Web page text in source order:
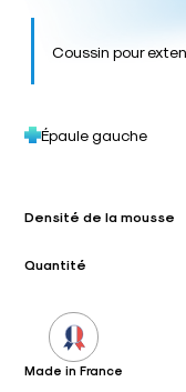
Coussin pour
Épaule gauche
Densité de la mousse
Quantité
Made in France